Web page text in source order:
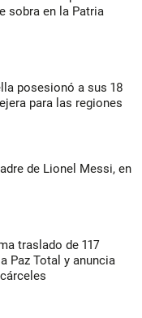
sobra en la Patria
posesionó a sus 18
para las regiones
de Lionel Messi, en
traslado de 117
Paz Total y anuncia